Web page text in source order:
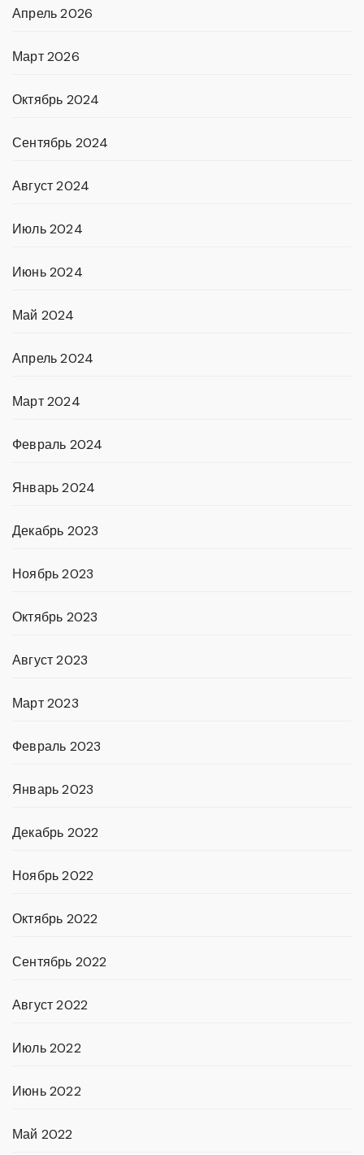
Апрель 2026
Март 2026
Октябрь 2024
Сентябрь 2024
Август 2024
Июль 2024
Июнь 2024
Май 2024
Апрель 2024
Март 2024
Февраль 2024
Январь 2024
Декабрь 2023
Ноябрь 2023
Октябрь 2023
Август 2023
Март 2023
Февраль 2023
Январь 2023
Декабрь 2022
Ноябрь 2022
Октябрь 2022
Сентябрь 2022
Август 2022
Июль 2022
Июнь 2022
Май 2022